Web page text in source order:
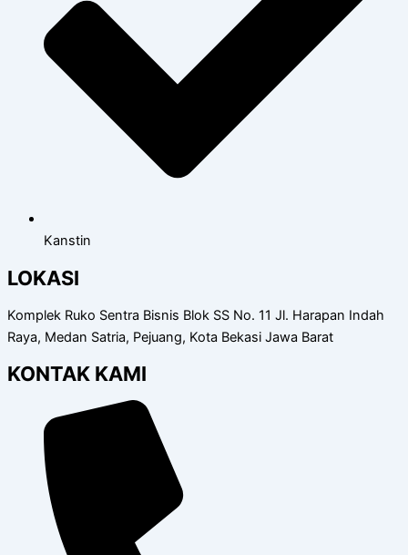
Kanstin
LOKASI
Komplek Ruko Sentra Bisnis Blok SS No. 11 Jl. Harapan Indah
Raya, Medan Satria, Pejuang, Kota Bekasi Jawa Barat
KONTAK KAMI